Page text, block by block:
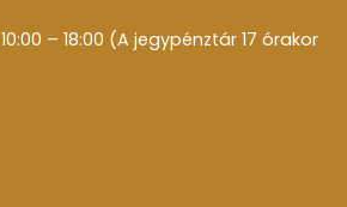
10:00 – 18:00 (A jegypénztár 17 órakor